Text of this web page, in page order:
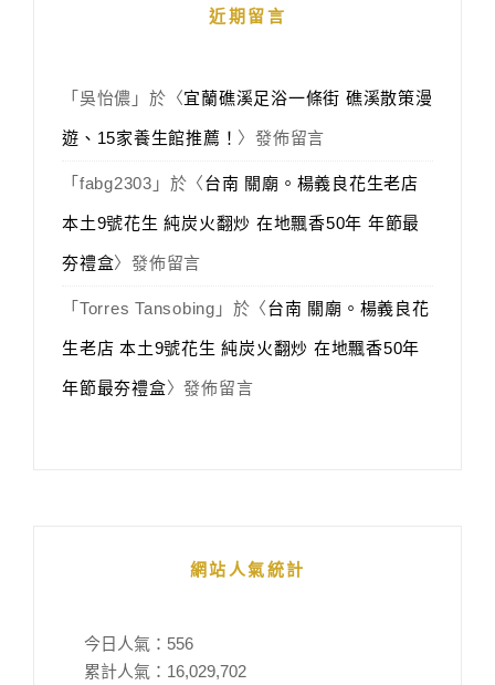
近期留言
「 吳怡儂 」於〈宜蘭礁溪足浴一條街 礁溪散策漫
遊、15家養生館推薦！ 〉發佈留言
「 fabg2303 」於〈台南 關廟。楊義良花生老店
本土9號花生 純炭火翻炒 在地飄香50年 年節最
夯禮盒〉發佈留言
「 Torres Tansobing 」於〈台南 關廟。楊義良花
生老店 本土9號花生 純炭火翻炒 在地飄香50年
年節最夯禮盒〉發佈留言
網站人氣統計
今日人氣： 556
累計人氣： 16,029,702